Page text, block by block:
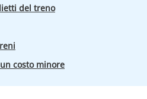
del treno
costo minore